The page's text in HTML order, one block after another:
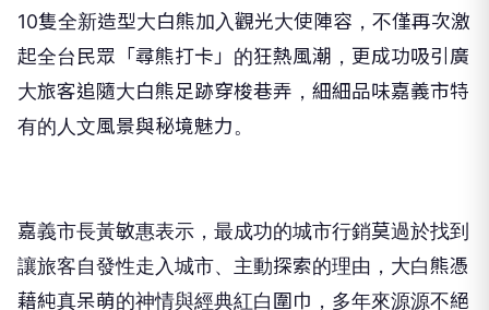
10隻全新造型大白熊加入觀光大使陣容，不僅再次激
起全台民眾「尋熊打卡」的狂熱風潮，更成功吸引廣
大旅客追隨大白熊足跡穿梭巷弄，細細品味嘉義市特
有的人文風景與秘境魅力。
嘉義市長黃敏惠表示，最成功的城市行銷莫過於找到
讓旅客自發性走入城市、主動探索的理由，大白熊憑
藉純真呆萌的神情與經典紅白圍巾，多年來源源不絕